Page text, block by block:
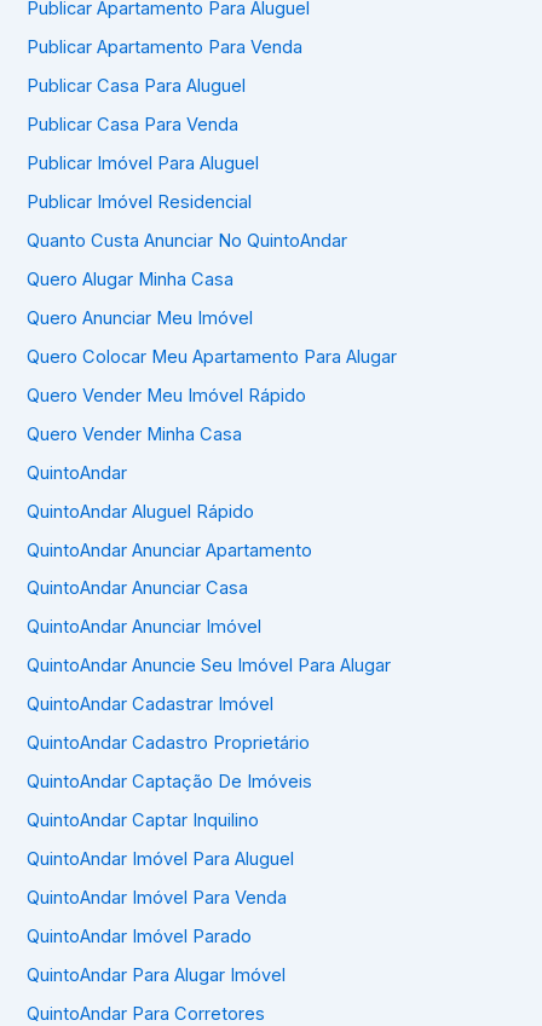
Publicar Apartamento Para Aluguel
Publicar Apartamento Para Venda
Publicar Casa Para Aluguel
Publicar Casa Para Venda
Publicar Imóvel Para Aluguel
Publicar Imóvel Residencial
Quanto Custa Anunciar No QuintoAndar
Quero Alugar Minha Casa
Quero Anunciar Meu Imóvel
Quero Colocar Meu Apartamento Para Alugar
Quero Vender Meu Imóvel Rápido
Quero Vender Minha Casa
QuintoAndar
QuintoAndar Aluguel Rápido
QuintoAndar Anunciar Apartamento
QuintoAndar Anunciar Casa
QuintoAndar Anunciar Imóvel
QuintoAndar Anuncie Seu Imóvel Para Alugar
QuintoAndar Cadastrar Imóvel
QuintoAndar Cadastro Proprietário
QuintoAndar Captação De Imóveis
QuintoAndar Captar Inquilino
QuintoAndar Imóvel Para Aluguel
QuintoAndar Imóvel Para Venda
QuintoAndar Imóvel Parado
QuintoAndar Para Alugar Imóvel
QuintoAndar Para Corretores